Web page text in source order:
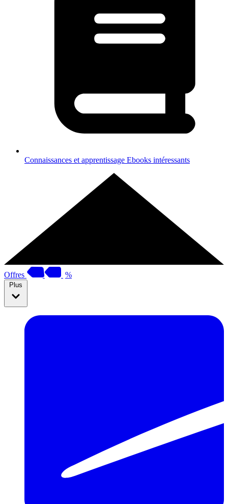
Connaissances et apprentissage Ebooks intéressants
Offres %
Plus